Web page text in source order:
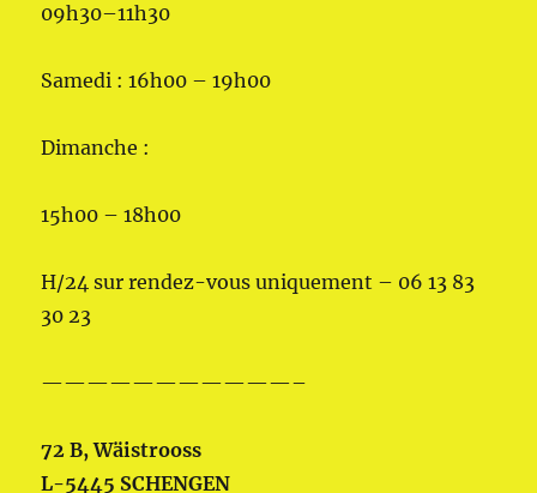
09h30–11h30
Samedi : 16h00 – 19h00
Dimanche :
15h00 – 18h00
H/24 sur rendez-vous uniquement – 06 13 83
30 23
———————————–
72 B, Wäistrooss
L-5445 SCHENGEN